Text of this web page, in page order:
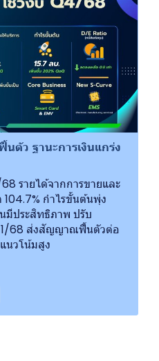
ตัว ฐานะการเงินแกร่ง
รายได้จากการขายและ
104.7% กำไรขั้นต้นพุ่ง
มีประสิทธิภาพ ปรับ
1/68 ส่งสัญญาณฟื้นตัวต่อ
นวโน้มสูง